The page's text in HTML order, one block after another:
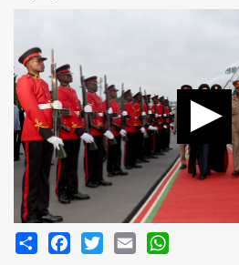
Share FacebookTwitterEmail